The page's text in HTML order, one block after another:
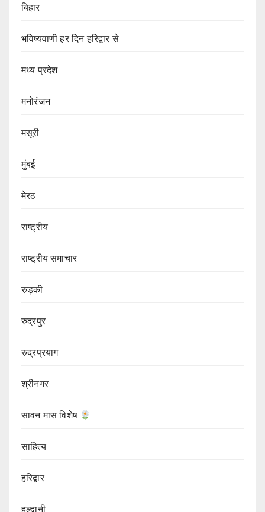
बिहार
भविष्यवाणी हर दिन हरिद्वार से
मध्य प्रदेश
मनोरंजन
मसूरी
मुंबई
मेरठ
राष्ट्रीय
राष्ट्रीय समाचार
रुड़की
रुद्रपुर
रुद्रप्रयाग
श्रीनगर
सावन मास विशेष
साहित्य
हरिद्वार
हल्द्वानी